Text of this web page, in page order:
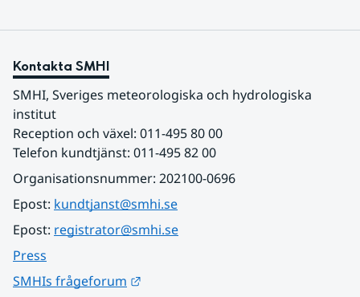
Kontakta SMHI
SMHI, Sveriges meteorologiska och hydrologiska
institut
Reception och växel: 011-495 80 00
Telefon kundtjänst: 011-495 82 00
Organisationsnummer: 202100-0696
Epost: kundtjanst@smhi.se
Epost: registrator@smhi.se
Press
SMHIs frågeforum